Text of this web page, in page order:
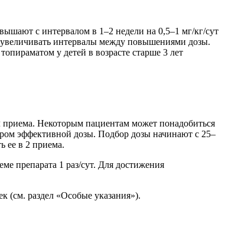
с интервалом в 1–2 недели на 0,5–1 мг/кг/сут
интервалы между повышениями дозы.
у детей в возрасте старше 3 лет
приема. Некоторым пациентам может понадобиться
эффективной дозы. Подбор дозы начинают с 25–
ее в 2 приема.
препарата 1 раз/сут. Для достижения
(см. раздел «Особые указания»).